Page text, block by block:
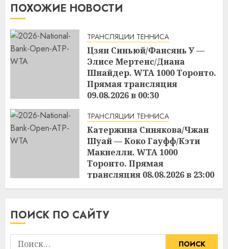
ПОХОЖИЕ НОВОСТИ
ТРАНСЛЯЦИИ ТЕННИСА
Цзян Синьюй/Фансянь У —
Элисе Мертенс/Диана
Шнайдер. WTA 1000 Торонто.
Прямая трансляция
09.08.2026 в 00:30
ТРАНСЛЯЦИИ ТЕННИСА
Катержина Синякова/Чжан
Шуай — Коко Гауфф/Кэти
Макнелли. WTA 1000
Торонто. Прямая
трансляция 08.08.2026 в 23:00
15:16 08.08.2026
ПОИСК ПО САЙТУ
Найти: